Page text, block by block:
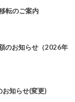
転のご案内
のお知らせ（2026年
知らせ(変更)